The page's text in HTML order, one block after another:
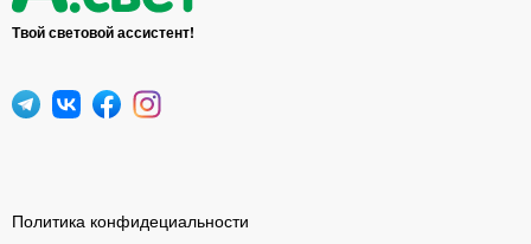
Твой световой ассистент!
Политика конфидециальности